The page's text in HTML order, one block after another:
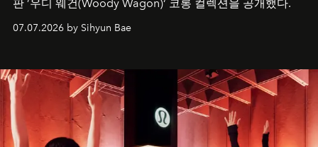
판 ’우디 웨건(Woody Wagon)‘ 코롱 컬렉션을 공개했다.
07.07.2026 by Sihyun Bae